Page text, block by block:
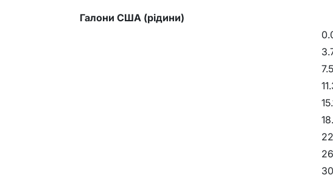
Галони США (рідини)